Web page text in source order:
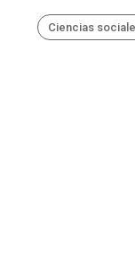
Ciencias